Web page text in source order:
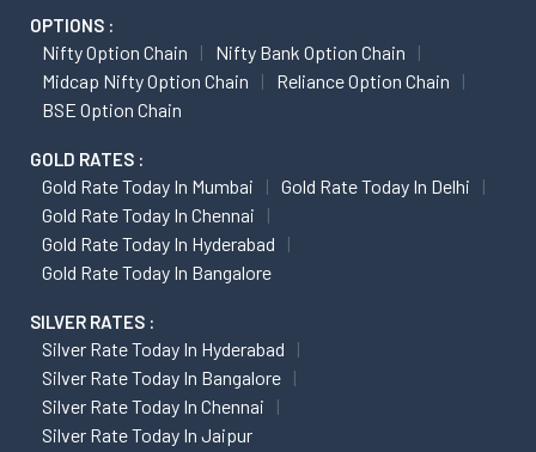
OPTIONS :
Nifty Option Chain
Nifty Bank Option Chain
Midcap Nifty Option Chain
Reliance Option Chain
BSE Option Chain
GOLD RATES :
Gold Rate Today In Mumbai
Gold Rate Today In Delhi
Gold Rate Today In Chennai
Gold Rate Today In Hyderabad
Gold Rate Today In Bangalore
SILVER RATES :
Silver Rate Today In Hyderabad
Silver Rate Today In Bangalore
Silver Rate Today In Chennai
Silver Rate Today In Jaipur